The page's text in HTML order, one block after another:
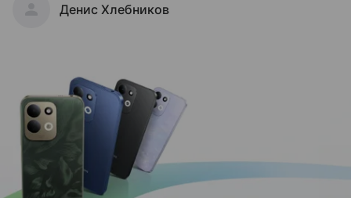
Денис Хлебников